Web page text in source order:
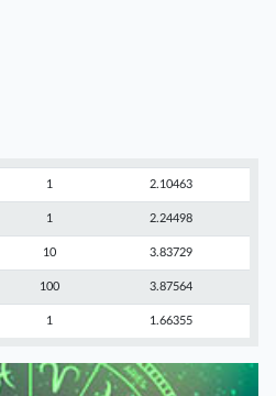
1 2.10463
1 2.24498
10 3.83729
100 3.87564
1 1.66355